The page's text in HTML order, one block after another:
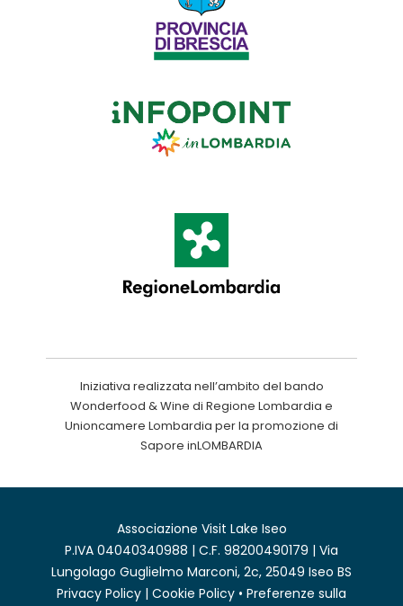
Iniziativa realizzata nell’ambito del bando
Wonderfood & Wine di Regione Lombardia e
Unioncamere Lombardia per la promozione di
Sapore inLOMBARDIA
Associazione Visit Lake Iseo
P.IVA 04040340988 | C.F. 98200490179 | Via
Lungolago Guglielmo Marconi, 2c, 25049 Iseo BS
Privacy Policy | Cookie Policy • Preferenze sulla